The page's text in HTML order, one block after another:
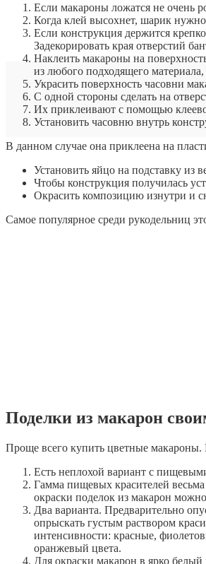
Если макароны ложатся не очень
Когда клей высохнет, шарик
Если конструкция держится
Задекорировать края отверстий
Наклеить макароны на
из любого подходящего
Украсить поверхность часовни
С одной стороны сделать на
Их приклеивают с помощью
Установить часовню внутрь
В данном случае она приклеена на
Установить яйцо на подставку из
Чтобы конструкция получилась
Окрасить композицию изнутри и
Самое популярное среди рукодельниц
Поделки из макарон
Проще всего купить цветные макароны.
Есть неплохой вариант с
Гамма пищевых красителей весьма
окраски поделок из макарон
Два варианта. Предварительно
опрыскать густым раствором
интенсивности: красные,
оранжевый цвета.
Для окраски макарон в ярко